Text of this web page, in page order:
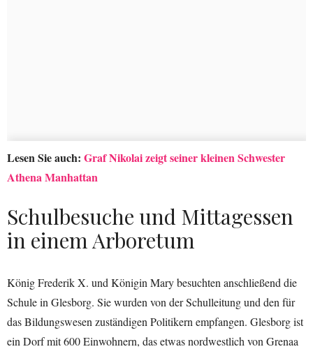
Lesen Sie auch: Graf Nikolai zeigt seiner kleinen Schwester
Athena Manhattan
Schulbesuche und Mittagessen
in einem Arboretum
König Frederik X. und Königin Mary besuchten anschließend die
Schule in Glesborg. Sie wurden von der Schulleitung und den für
das Bildungswesen zuständigen Politikern empfangen. Glesborg ist
ein Dorf mit 600 Einwohnern, das etwas nordwestlich von Grenaa